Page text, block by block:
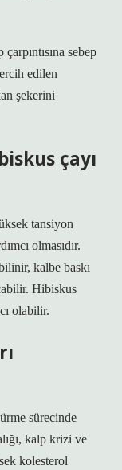
sebep
edilen
şekerini
çayı
tansiyon
olmasıdır.
kalbe baskı
Hibiskus
olabilir.
sürecinde
kalp krizi ve
kolesterol